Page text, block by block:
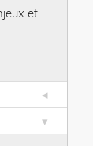
et